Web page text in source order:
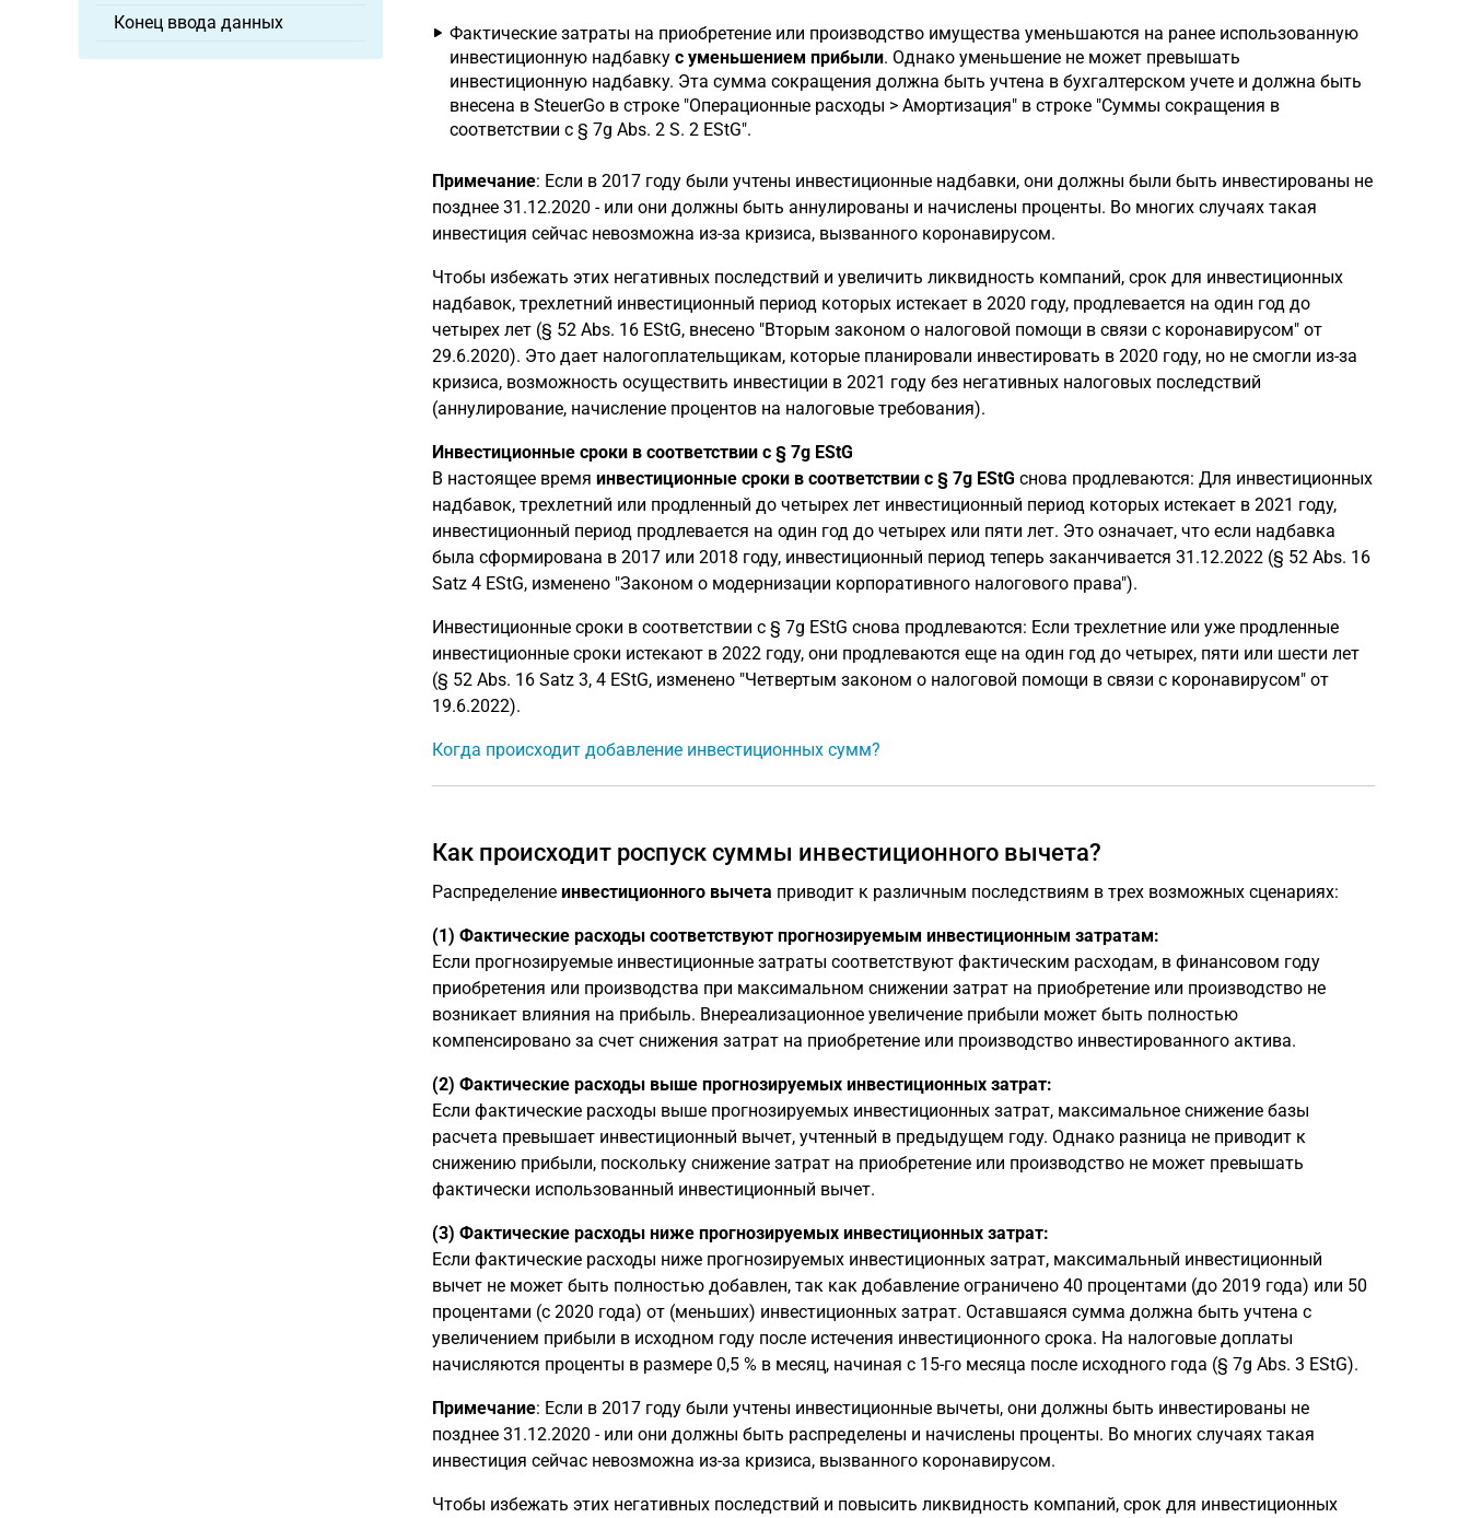
Фактические затраты на приобретение или производство имущества уменьшаются на ранее использованную
инвестиционную надбавку с уменьшением прибыли. Однако уменьшение не может превышать
инвестиционную надбавку. Эта сумма сокращения должна быть учтена в бухгалтерском учете и должна быть
внесена в SteuerGo в строке "Операционные расходы > Амортизация" в строке "Суммы сокращения в
соответствии с § 7g Abs. 2 S. 2 EStG".
Примечание: Если в 2017 году были учтены инвестиционные надбавки, они должны были быть инвестированы не
позднее 31.12.2020 - или они должны быть аннулированы и начислены проценты. Во многих случаях такая
инвестиция сейчас невозможна из-за кризиса, вызванного коронавирусом.
Чтобы избежать этих негативных последствий и увеличить ликвидность компаний, срок для инвестиционных
надбавок, трехлетний инвестиционный период которых истекает в 2020 году, продлевается на один год до
четырех лет (§ 52 Abs. 16 EStG, внесено "Вторым законом о налоговой помощи в связи с коронавирусом" от
29.6.2020). Это дает налогоплательщикам, которые планировали инвестировать в 2020 году, но не смогли из-за
кризиса, возможность осуществить инвестиции в 2021 году без негативных налоговых последствий
(аннулирование, начисление процентов на налоговые требования).
Инвестиционные сроки в соответствии с § 7g EStG
В настоящее время инвестиционные сроки в соответствии с § 7g EStG снова продлеваются: Для инвестиционных
надбавок, трехлетний или продленный до четырех лет инвестиционный период которых истекает в 2021 году,
инвестиционный период продлевается на один год до четырех или пяти лет. Это означает, что если надбавка
была сформирована в 2017 или 2018 году, инвестиционный период теперь заканчивается 31.12.2022 (§ 52 Abs. 16
Satz 4 EStG, изменено "Законом о модернизации корпоративного налогового права").
Инвестиционные сроки в соответствии с § 7g EStG снова продлеваются: Если трехлетние или уже продленные
инвестиционные сроки истекают в 2022 году, они продлеваются еще на один год до четырех, пяти или шести лет
(§ 52 Abs. 16 Satz 3, 4 EStG, изменено "Четвертым законом о налоговой помощи в связи с коронавирусом" от
19.6.2022).
Когда происходит добавление инвестиционных сумм?
Как происходит роспуск суммы инвестиционного вычета?
Распределение инвестиционного вычета приводит к различным последствиям в трех возможных сценариях:
(1) Фактические расходы соответствуют прогнозируемым инвестиционным затратам:
Если прогнозируемые инвестиционные затраты соответствуют фактическим расходам, в финансовом году
приобретения или производства при максимальном снижении затрат на приобретение или производство не
возникает влияния на прибыль. Внереализационное увеличение прибыли может быть полностью
компенсировано за счет снижения затрат на приобретение или производство инвестированного актива.
(2) Фактические расходы выше прогнозируемых инвестиционных затрат:
Если фактические расходы выше прогнозируемых инвестиционных затрат, максимальное снижение базы
расчета превышает инвестиционный вычет, учтенный в предыдущем году. Однако разница не приводит к
снижению прибыли, поскольку снижение затрат на приобретение или производство не может превышать
фактически использованный инвестиционный вычет.
(3) Фактические расходы ниже прогнозируемых инвестиционных затрат:
Если фактические расходы ниже прогнозируемых инвестиционных затрат, максимальный инвестиционный
вычет не может быть полностью добавлен, так как добавление ограничено 40 процентами (до 2019 года) или 50
процентами (с 2020 года) от (меньших) инвестиционных затрат. Оставшаяся сумма должна быть учтена с
увеличением прибыли в исходном году после истечения инвестиционного срока. На налоговые доплаты
начисляются проценты в размере 0,5 % в месяц, начиная с 15-го месяца после исходного года (§ 7g Abs. 3 EStG).
Примечание: Если в 2017 году были учтены инвестиционные вычеты, они должны быть инвестированы не
позднее 31.12.2020 - или они должны быть распределены и начислены проценты. Во многих случаях такая
инвестиция сейчас невозможна из-за кризиса, вызванного коронавирусом.
Чтобы избежать этих негативных последствий и повысить ликвидность компаний, срок для инвестиционных
Конец ввода данных